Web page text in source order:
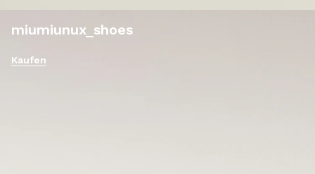
miumiunux_shoes
Kaufen